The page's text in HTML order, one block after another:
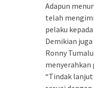
Adapun
telah
pelaku
Demikian
Ronny
menyerahkan
“Tindak